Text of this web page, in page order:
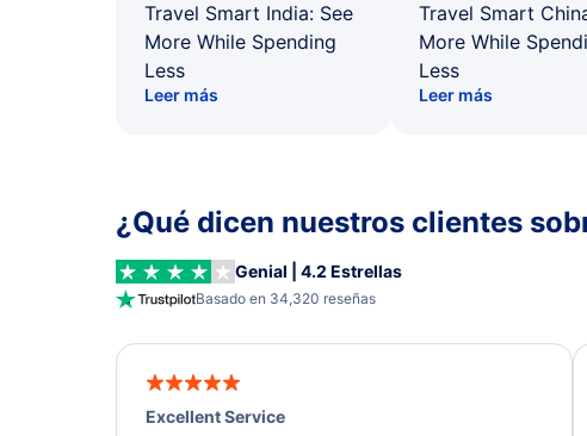
Travel Smart India: See
More While Spending
Less
Leer más
Travel Smart
More While
Less
Leer más
¿Qué dicen nuestros clientes
Genial | 4.2 Estrellas
Basado en 34,320 reseñas
Excellent Service